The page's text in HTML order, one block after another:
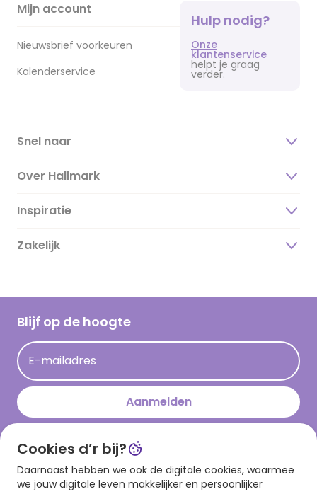
Mijn account
Nieuwsbrief voorkeuren
Kalenderservice
Hulp nodig?
Onze
klantenservice
helpt je graag
verder.
Snel naar
Over Hallmark
Over ons
Duurzaamheid
Hallmark Kaartclub
Acties
Persberichten
Hallmark en Kinderpostzegels
Inspiratie
Magazine
Cadeau inspiratie
Kaartinspiratie
Zakelijk
Blijf op de hoogte
E-mailadres
Aanmelden
Download onze app
Cookies d’r bij?
Daarnaast hebben we ook de digitale cookies, waarmee
we jouw digitale leven makkelijker en persoonlijker